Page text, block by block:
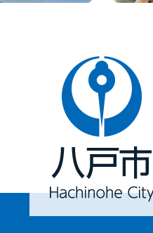
八
戸
Hachinohe
City